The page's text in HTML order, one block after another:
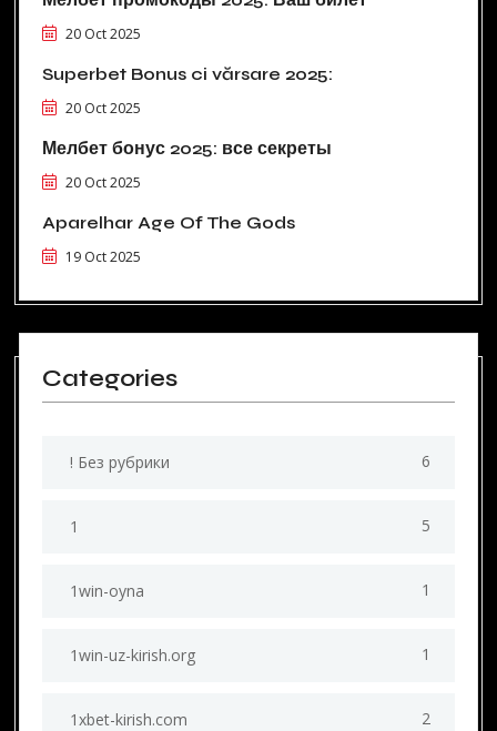
20 Oct 2025
Superbet Bonus ci vărsare 2025:
20 Oct 2025
Мелбет бонус 2025: все секреты
20 Oct 2025
Aparelhar Age Of The Gods
19 Oct 2025
Categories
! Без рубрики 6
1 5
1win-oyna 1
1win-uz-kirish.org 1
1xbet-kirish.com 2